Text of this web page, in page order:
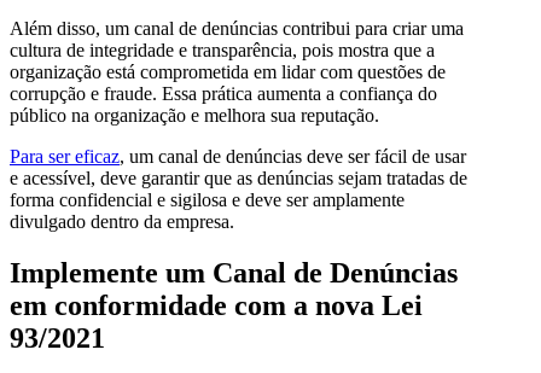
Além disso, um canal de denúncias contribui para criar uma
cultura de integridade e transparência, pois mostra que a
organização está comprometida em lidar com questões de
corrupção e fraude. Essa prática aumenta a confiança do
público na organização e melhora sua reputação.
Para ser eficaz, um canal de denúncias deve ser fácil de usar
e acessível, deve garantir que as denúncias sejam tratadas de
forma confidencial e sigilosa e deve ser amplamente
divulgado dentro da empresa.
Implemente um Canal de Denúncias
em conformidade com a nova Lei
93/2021